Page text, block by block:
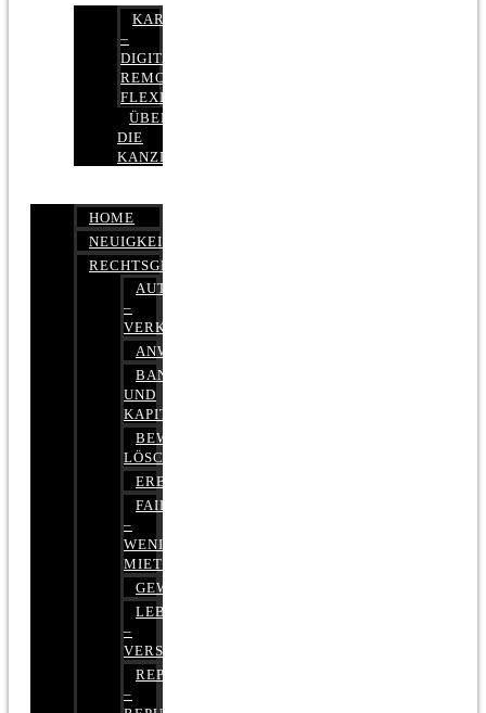
KARRIERE
–
DIGITAL,
REMOTE,
FLEXIBEL
ÜBER
DIE
KANZLEI
HOME
NEUIGKEITEN
RECHTSGEBIETE
AUTOBETRUG
–
VERKEHRSRECHT
ANWALTSHAFTUNGSRECHT
BANK-
UND
KAPITALMARKTRECHT
BEWERTUNGEN
LÖSCHEN
ERBRECHT
FAIRMIETEN
–
WENIGER
MIETE
GEWERBERECHT
LEBENSVERSICHERUNG
–
VERSICHERUNGSRECHT
REPUTATIONSRECHT
–